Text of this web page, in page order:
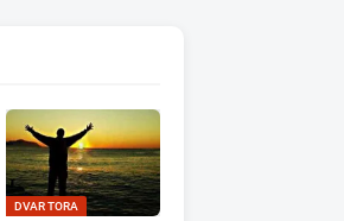
DVAR TORA